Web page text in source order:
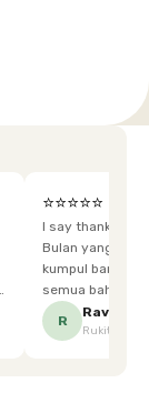
⭐⭐⭐⭐⭐
I say thankyou
Bulan yang super happy! banyak
kumpul bareng
semua bahagia
mgkn saran dari air aja & kebersihan lebih di
R
Ravena
Rukita